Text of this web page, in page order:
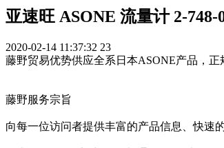
亚速旺 ASONE 流量计 2-
2020-02-14 11:37:32 23
藤野贸易优势供应全系日本ASONE产品，正
藤野服务宗旨
向每一位访问者提供丰富的产品信息、快速